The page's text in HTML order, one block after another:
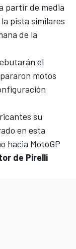
partir de media
pista similares
de la
el
motos
su
en esta
hacia MotoGP
de Pirelli